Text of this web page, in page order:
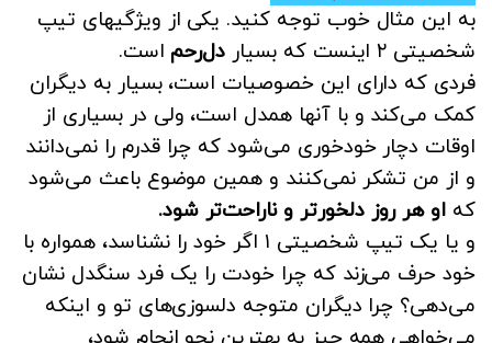
به این مثال خوب توجه کنید. یکی از ویژگیهای تیپ
شخصیتی ۲ اینست که بسیار
دل‌رحم است.
فردی که دارای این خصوصیات است، بسیار به دیگران
کمک می‌کند و با آنها همدل است، ولی در بسیاری از
اوقات دچار خودخوری می‌شود که چرا قدرم را نمی‌دانند
و از من تشکر نمی‌کنند و همین موضوع باعث می‌شود
که او هر روز دلخورتر و ناراحت‌تر شود.
و یا یک تیپ شخصیتی ۱ اگر خود را نشناسد، همواره با
خود حرف می‌زند که چرا خودت را یک فرد سنگدل نشان
می‌دهی؟ چرا دیگران متوجه دلسوزی‌های تو و اینکه
می‌خواهی همه چیز به بهترین نحو انجام شود،